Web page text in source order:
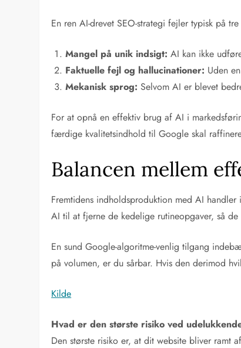
En ren AI-drevet SEO-strategi fejler typisk på
Mangel på unik indsigt: AI kan ikke
Faktuelle fejl og hallucinationer: Uden
Mekanisk sprog: Selvom AI er blevet
For at opnå en effektiv brug af AI i
færdige kvalitetsindhold til Google skal
Balancen mellem
Fremtidens indholdsproduktion med AI
AI til at fjerne de kedelige rutineopgaver, så
En sund Google-algoritme-venlig tilgang
på volumen, er du sårbar. Hvis den derimod
Kilde
Hvad er den største risiko ved
Den største risiko er, at dit website bliver ramt